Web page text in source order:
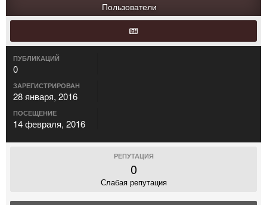
Пользователи
ПУБЛИКАЦИЙ
0
ЗАРЕГИСТРИРОВАН
28 января, 2016
ПОСЕЩЕНИЕ
14 февраля, 2016
РЕПУТАЦИЯ
0
Слабая репутация